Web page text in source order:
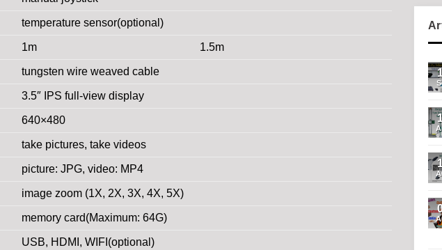
temperature sensor(optional)
1m 1.5m
tungsten wire weaved cable
3.5″ IPS full-view display
640×480
take pictures, take videos
picture: JPG, video: MP4
image zoom (1X, 2X, 3X, 4X, 5X)
memory card(Maximum: 64G)
USB, HDMI, WIFI(optional)